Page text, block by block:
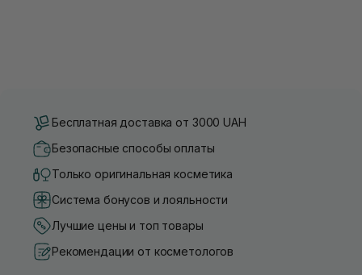
Бесплатная доставка от 3000 UAH
Безопасные способы оплаты
Только оригинальная косметика
Система бонусов и лояльности
Лучшие цены и топ товары
Рекомендации от косметологов